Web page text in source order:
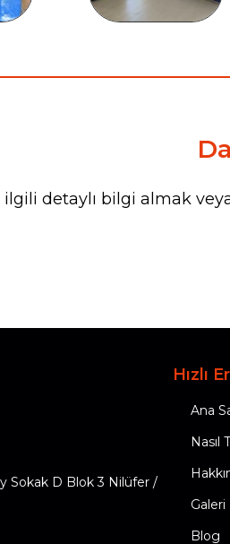
ilgili detaylı bilgi almak
Sokak D Blok 3 Nilüfer /
Hızlı
Ana
Nasıl
Galeri
Blog